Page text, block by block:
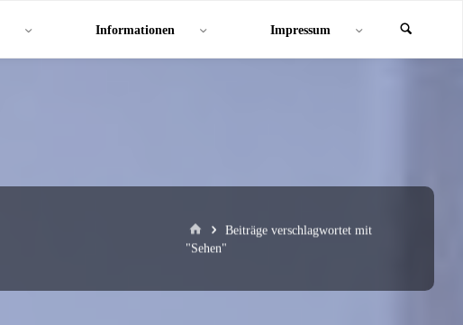
Informationen Impressum
StartBeiträge verschlagwortet mit
"Sehen"